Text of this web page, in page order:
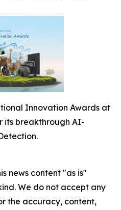
Innovation Awards at
its breakthrough AI-
news content "as is"
We do not accept any
the accuracy, content,